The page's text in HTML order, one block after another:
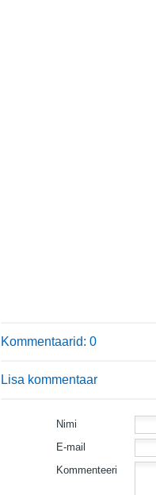
Kommentaarid: 0
Lisa kommentaar
Nimi
E-mail
Kommenteeri